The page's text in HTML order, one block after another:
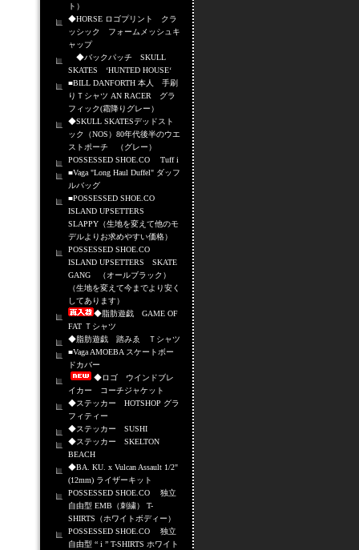
ト）
◆HORSE ロゴプリント クラ
ッシック フォームメッシュキ
ャップ
◆バックパッチ SKULL
SKATES ‘HUNTED HOUSE‘
■BILL DANFORTH 本人 手刷
りＴシャツ AN RACER グラ
フィック(霜降りグレー）
◆SKULL SKATESデッドスト
ック（NOS）80年代後半のウエ
ストポーチ （グレー）
POSSESSED SHOE.CO Tuff i
■Vaga "Long Haul Duffel" ダッフ
ルバッグ
■POSSESSED SHOE.CO
ISLAND UPSETTERS
SLAPPY（生地を変えて他のモ
デルよりお求めやすい価格）
POSSESSED SHOE.CO
ISLAND UPSETTERS SKATE
GANG （オールブラック）
（生地を変えて今までより安く
してあります）
◆脂肪遊戯 GAME OF
FAT Ｔシャツ
◆脂肪遊戯 踏みゑ Ｔシャツ
■Vaga AMOEBA スケートボー
ドカバー
◆ロゴ ウインドブレ
イカー コーチジャケット
◆ステッカー HOTSHOP グラ
フィティー
◆ステッカー SUSHI
◆ステッカー SKELTON
BEACH
◆BA. KU. x Vulcan Assault 1/2"
(12mm) ライザーキット
POSSESSED SHOE.CO 独立
自由型 EMB（刺繍） T-
SHIRTS（ホワイトボディー）
POSSESSED SHOE.CO 独立
自由型 “ i ” T-SHIRTS ホワイト